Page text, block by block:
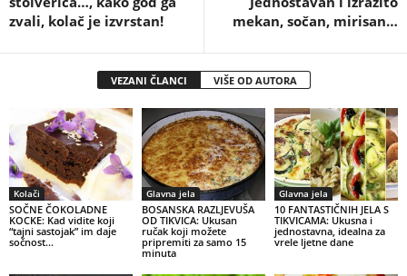
zvali, kolač je izvrstan!
mekan, sočan, mirisan…
VEZANI ČLANCI VIŠE OD AUTORA
Kolači
SOČNE ČOKOLADNE
KOCKE: Kad vidite koji
“tajni sastojak” im daje
sočnost…
Glavna jela
BOSANSKA RAZLJEVUŠA
OD TIKVICA: Ukusan
ručak koji možete
pripremiti za samo 15
minuta
Glavna jela
10 FANTASTIČNIH JELA S
TIKVICAMA: Ukusna i
jednostavna, idealna za
vrele ljetne dane